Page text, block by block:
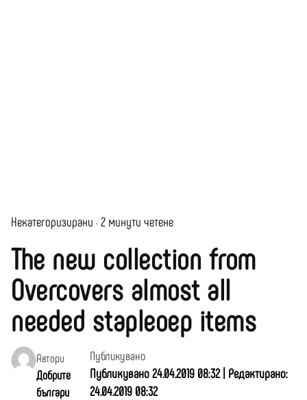
Некатегоризирани 2 минути четене
The new collection from
Overcovers almost all
needed stapleoep items
Автори
Добрите
българи
Публикувано
Публикувано 24.04.2019 08:32 | Редактирано:
24.04.2019 08:32